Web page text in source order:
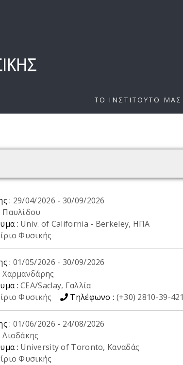
ΤΟ ΙΝΣΤΙΤΟΥΤΟ ΜΑΣ
: 29/04/2026 - 30/09/2026
Παυλίδου
: Univ. of California - Berkeley, ΗΠΑ
Φυσικής
: 01/05/2026 - 30/09/2026
Χαρμανδάρης
:CEA/Saclay, Γαλλία
Φυσικής Τηλέφωνο : (+30) 2810-39-
: 01/06/2026 - 24/08/2026
Λιοδάκης
: University of Toronto, Καναδάς
Φυσικής